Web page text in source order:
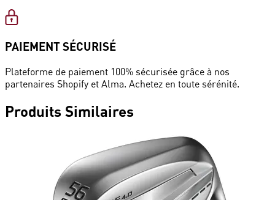
PAIEMENT SÉCURISÉ
Plateforme de paiement 100% sécurisée grâce à nos
partenaires Shopify et Alma. Achetez en toute sérénité.
Produits Similaires